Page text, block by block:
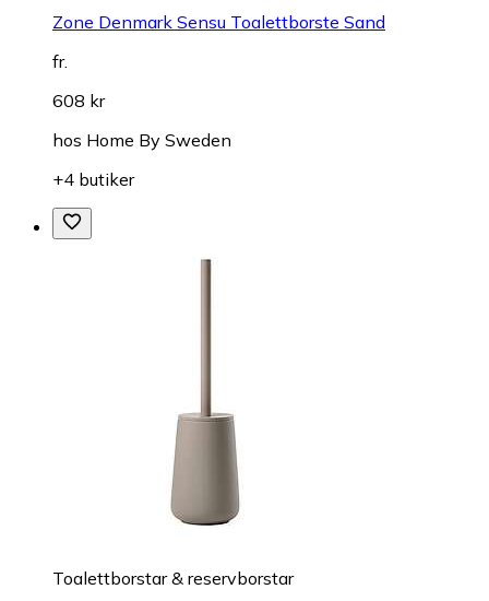
Zone Denmark Sensu Toalettborste Sand
fr.
608 kr
hos Home By Sweden
+4 butiker
Toalettborstar & reservborstar